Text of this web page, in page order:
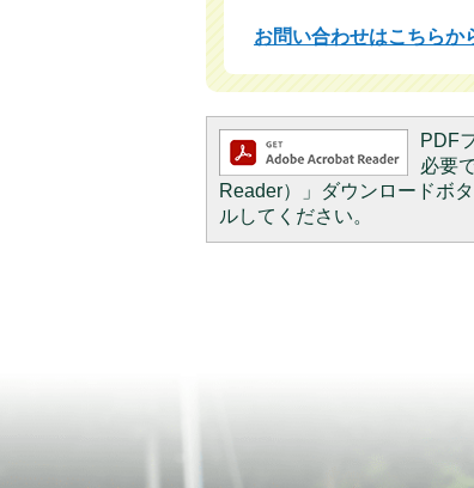
お問い合わせはこちらか
PDF
必要
Reader）」ダウンロードボ
ルしてください。